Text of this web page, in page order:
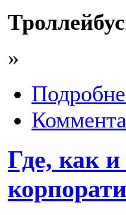
»
Где, как